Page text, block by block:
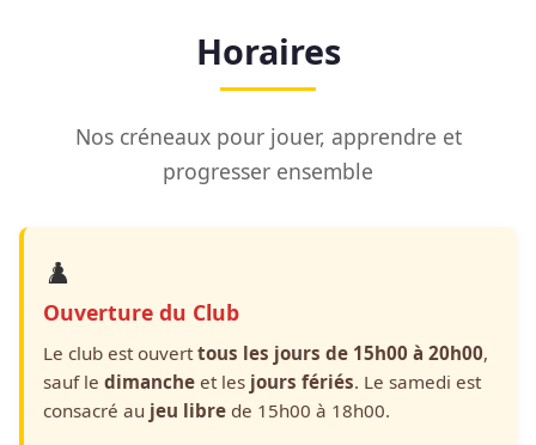
Horaires
Nos créneaux pour jouer, apprendre et
progresser ensemble
♟️
Ouverture du Club
Le club est ouvert tous les jours de 15h00 à 20h00,
sauf le dimanche et les jours fériés. Le samedi est
consacré au jeu libre de 15h00 à 18h00.